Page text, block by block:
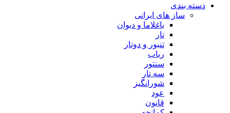
دسته بندی
ساز های ایرانی
باغلاما و دیوان
تار
تنبور و دوتار
رباب
سنتور
سه تار
شورانگیز
عود
قانون